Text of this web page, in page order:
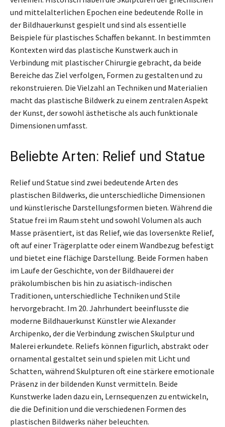
und mittelalterlichen Epochen eine bedeutende Rolle in
der Bildhauerkunst gespielt und sind als essentielle
Beispiele für plastisches Schaffen bekannt. In bestimmten
Kontexten wird das plastische Kunstwerk auch in
Verbindung mit plastischer Chirurgie gebracht, da beide
Bereiche das Ziel verfolgen, Formen zu gestalten und zu
rekonstruieren. Die Vielzahl an Techniken und Materialien
macht das plastische Bildwerk zu einem zentralen Aspekt
der Kunst, der sowohl ästhetische als auch funktionale
Dimensionen umfasst.
Beliebte Arten: Relief und Statue
Relief und Statue sind zwei bedeutende Arten des
plastischen Bildwerks, die unterschiedliche Dimensionen
und künstlerische Darstellungsformen bieten. Während die
Statue frei im Raum steht und sowohl Volumen als auch
Masse präsentiert, ist das Relief, wie das loversenkte Relief,
oft auf einer Trägerplatte oder einem Wandbezug befestigt
und bietet eine flächige Darstellung. Beide Formen haben
im Laufe der Geschichte, von der Bildhauerei der
präkolumbischen bis hin zu asiatisch-indischen
Traditionen, unterschiedliche Techniken und Stile
hervorgebracht. Im 20. Jahrhundert beeinflusste die
moderne Bildhauerkunst Künstler wie Alexander
Archipenko, der die Verbindung zwischen Skulptur und
Malerei erkundete. Reliefs können figurlich, abstrakt oder
ornamental gestaltet sein und spielen mit Licht und
Schatten, während Skulpturen oft eine stärkere emotionale
Präsenz in der bildenden Kunst vermitteln. Beide
Kunstwerke laden dazu ein, Lernsequenzen zu entwickeln,
die die Definition und die verschiedenen Formen des
plastischen Bildwerks näher beleuchten.